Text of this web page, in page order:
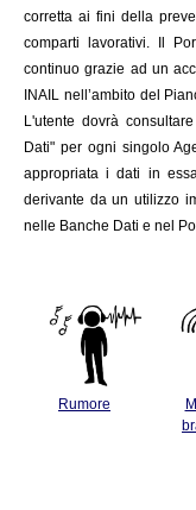
corretta ai fini della
comparti lavorativi. Il
continuo grazie ad un
INAIL nell’ambito del
L'utente dovrà
Dati" per ogni singolo
appropriata i dati in
derivante da un utilizzo
nelle Banche Dati e nel
Rumore